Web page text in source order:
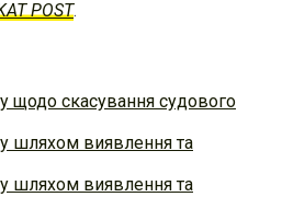
POST.
щодо скасування судового
шляхом виявлення та
шляхом виявлення та